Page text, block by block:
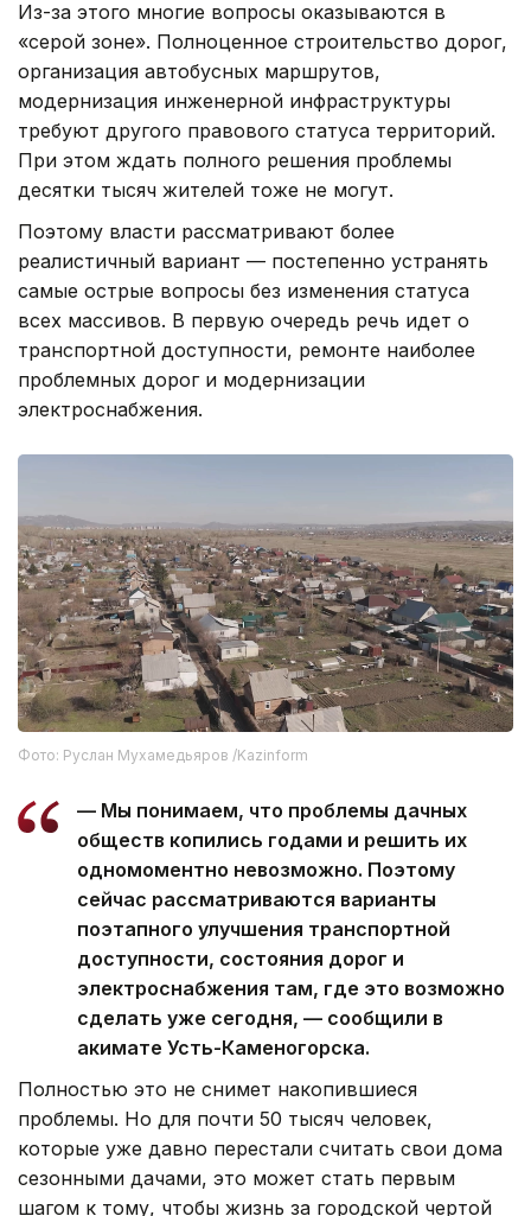
Из-за этого многие вопросы оказываются в
«серой зоне». Полноценное строительство дорог,
организация автобусных маршрутов,
модернизация инженерной инфраструктуры
требуют другого правового статуса территорий.
При этом ждать полного решения проблемы
десятки тысяч жителей тоже не могут.
Поэтому власти рассматривают более
реалистичный вариант — постепенно устранять
самые острые вопросы без изменения статуса
всех массивов. В первую очередь речь идет о
транспортной доступности, ремонте наиболее
проблемных дорог и модернизации
электроснабжения.
Фото: Руслан Мухамедьяров /Kazinform
— Мы понимаем, что проблемы дачных
обществ копились годами и решить их
одномоментно невозможно. Поэтому
сейчас рассматриваются варианты
поэтапного улучшения транспортной
доступности, состояния дорог и
электроснабжения там, где это возможно
сделать уже сегодня, — сообщили в
акимате Усть-Каменогорска.
Полностью это не снимет накопившиеся
проблемы. Но для почти 50 тысяч человек,
которые уже давно перестали считать свои дома
сезонными дачами, это может стать первым
шагом к тому, чтобы жизнь за городской чертой